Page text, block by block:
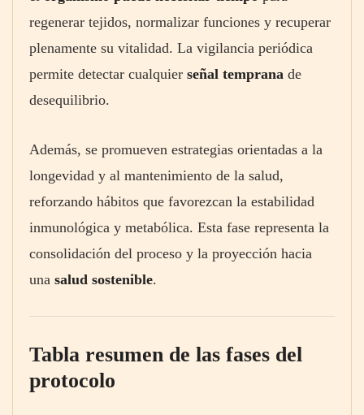
regenerar tejidos, normalizar funciones y recuperar
plenamente su vitalidad. La vigilancia periódica
permite detectar cualquier señal temprana de
desequilibrio.
Además, se promueven estrategias orientadas a la
longevidad y al mantenimiento de la salud,
reforzando hábitos que favorezcan la estabilidad
inmunológica y metabólica. Esta fase representa la
consolidación del proceso y la proyección hacia
una salud sostenible.
Tabla resumen de las fases del
protocolo